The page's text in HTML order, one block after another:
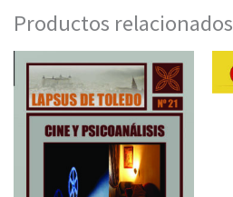
Productos relacionados